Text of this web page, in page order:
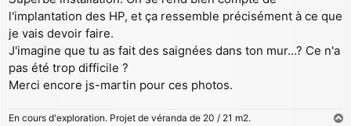
s
s
g
e
l'implantation des HP, et ça ressemble précisément à ce que
je vais devoir faire.
J'imagine que tu as fait des saignées dans ton mur...? Ce n'a
pas été trop difficile ?
Merci encore js-martin pour ces photos.
En cours d'exploration. Projet de véranda de 20 / 21 m2.